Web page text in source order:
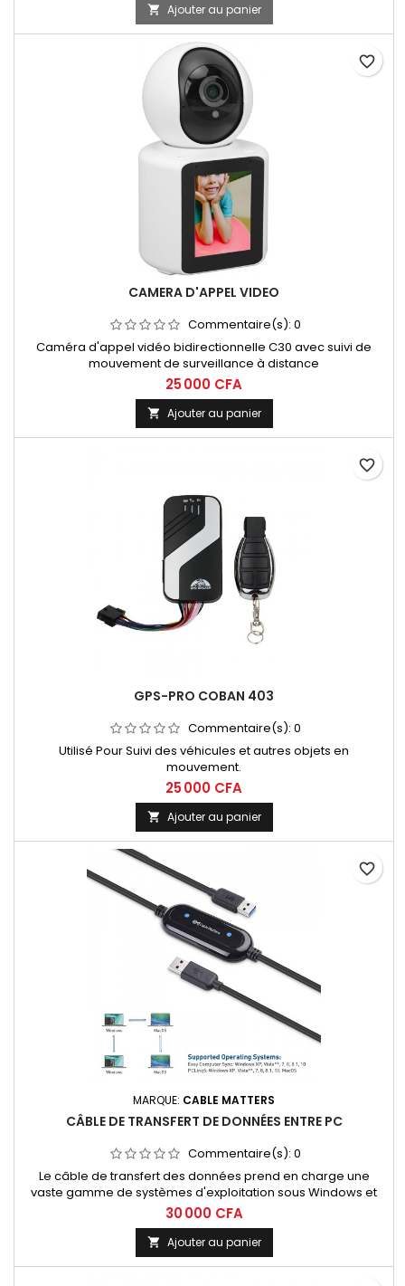
 Ajouter au panier
CAMERA D'APPEL VIDEO
Commentaire(s): 0
Caméra d'appel vidéo bidirectionnelle C30 avec suivi de
mouvement de surveillance à distance
25 000 CFA
 Ajouter au panier
favorite_border
GPS-PRO COBAN 403
Commentaire(s): 0
Utilisé Pour Suivi des véhicules et autres objets en
mouvement.
25 000 CFA
 Ajouter au panier
favorite_border
MARQUE: CABLE MATTERS
CÂBLE DE TRANSFERT DE DONNÉES ENTRE PC
Commentaire(s): 0
Le câble de transfert des données prend en charge une
vaste gamme de systèmes d'exploitation sous Windows et
Mac. Le câble de transfert USB 3.0 vous permet de transférer
des fichiers entre deux ordinateurs, notamment de Windows
à Windows, de Windows à Mac, de Mac à Windows, et même
de Mac à Mac. https://youtu.be/f6hYdOMd8_4
30 000 CFA
 Ajouter au panier
favorite_border